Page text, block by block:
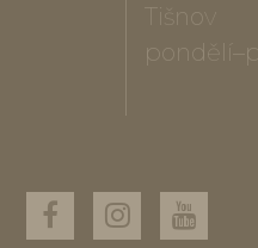
Tišnov